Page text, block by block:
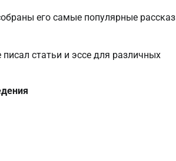
его самые популярные
статьи и эссе для различных